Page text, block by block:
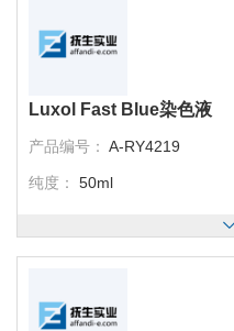
Luxol Fast Blue染色液
产品编号： A-RY4219
纯度： 50ml